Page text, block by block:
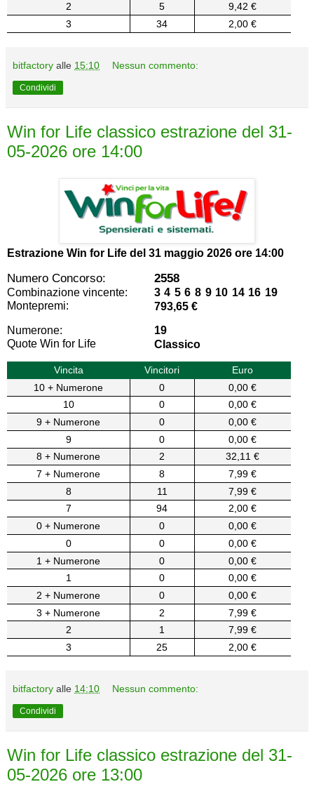
2
5
9,42 €
3
34 2,00 €
bitfactory alle 15:10 Nessun commento:
Condividi
Win for Life classico estrazione del 31-
05-2026 ore 14:00
Estrazione Win for Life del 31 maggio 2026 ore 14:00
Numero Concorso: 2558
Combinazione vincente:
3 4 5 6 8 9 10 14 16 19
Montepremi:
793,65 €
Numerone:
19
Quote Win for Life
Classico
Vincita Vincitori
Euro
10 + Numerone
0
0,00 €
10
0
0,00 €
9 + Numerone
0
0,00 €
9
0
0,00 €
8 + Numerone
2
32,11 €
7 + Numerone
8
7,99 €
8
11
7,99 €
7
94
2,00 €
0 + Numerone
0
0,00 €
0
0
0,00 €
1 + Numerone
0
0,00 €
1
0
0,00 €
2 + Numerone
0
0,00 €
3 + Numerone
2
7,99 €
2
1
7,99 €
3
25 2,00 €
bitfactory alle 14:10 Nessun commento:
Condividi
Win for Life classico estrazione del 31-
05-2026 ore 13:00